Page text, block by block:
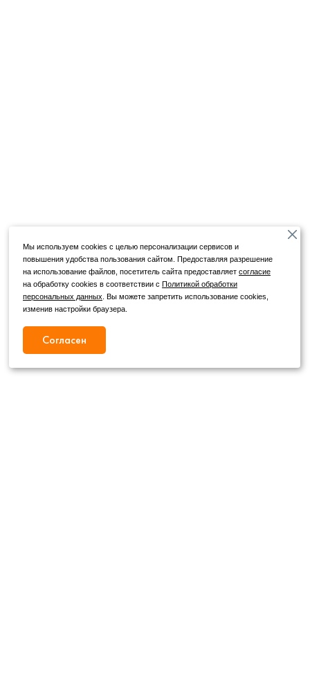
Мы используем cookies с целью персонализации сервисов и
повышения удобства пользования сайтом. Предоставляя разрешение
на использование файлов, посетитель сайта предоставляетсогласие
на обработку cookies в соответствии сПолитикой обработки
персональных данных . Вы можете запретить использование cookies,
изменив настройки браузера.
Согласен